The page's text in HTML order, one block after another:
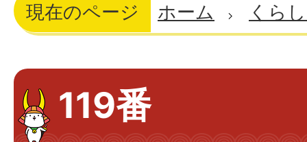
現在のページ ホーム くら
119番